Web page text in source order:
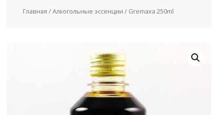
Главная /Алкогольные эссенции / Gremaxa 250ml